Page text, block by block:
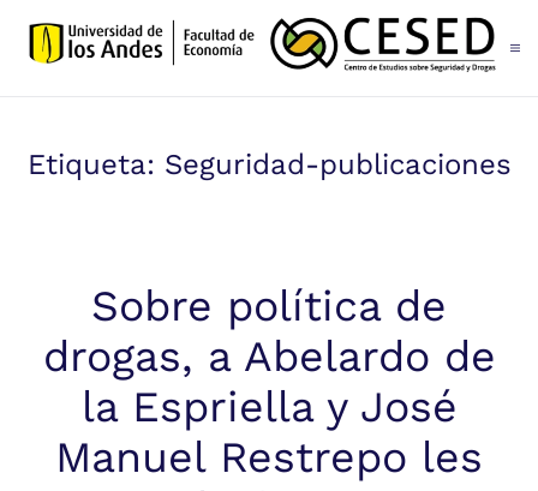
Skip to main content
Etiqueta: Seguridad-publicaciones
Sobre política de
drogas, a Abelardo de
la Espriella y José
Manuel Restrepo les